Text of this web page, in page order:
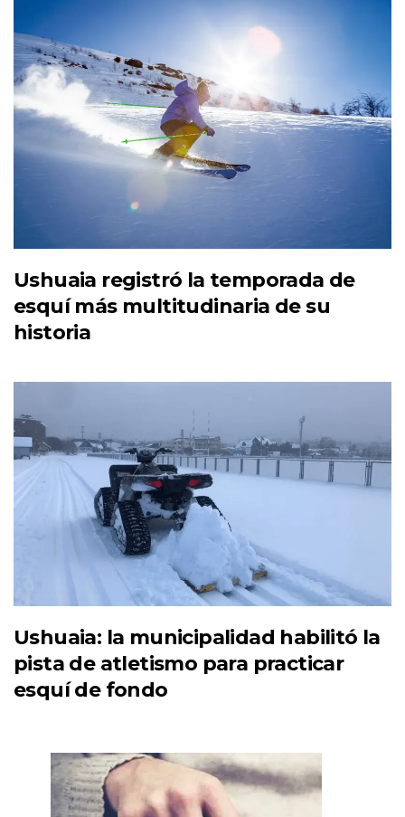
Ushuaia registró la temporada de
esquí más multitudinaria de su
historia
Ushuaia: la municipalidad habilitó la
pista de atletismo para practicar
esquí de fondo